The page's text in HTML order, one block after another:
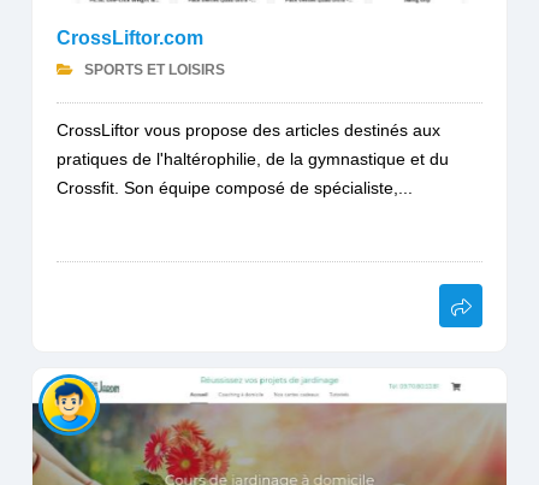
CrossLiftor.com
SPORTS ET LOISIRS
CrossLiftor vous propose des articles destinés aux
pratiques de l'haltérophilie, de la gymnastique et du
Crossfit. Son équipe composé de spécialiste,...